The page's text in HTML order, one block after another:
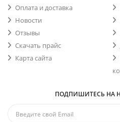
Оплата и доставка
Новости
Отзывы
Скачать прайс
Карта сайта
ПОДПИШИТЕСЬ НА